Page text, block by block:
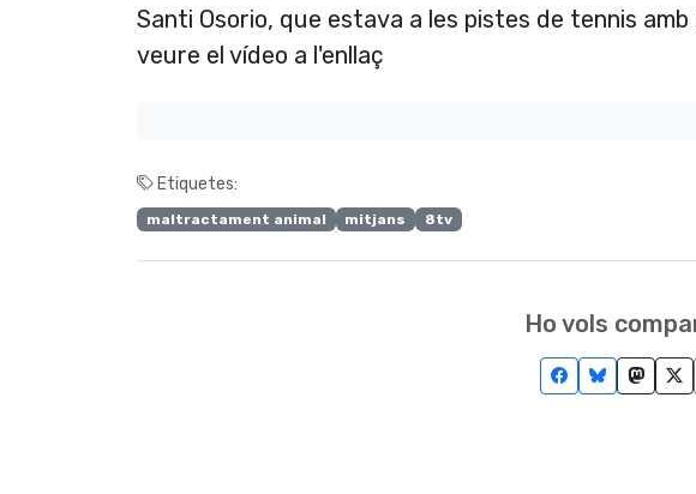
Santi Osorio, que estava a les pistes de tennis
veure el vídeo a l'enllaç
Etiquetes:
maltractament animal mitjans 8tv
Ho vols